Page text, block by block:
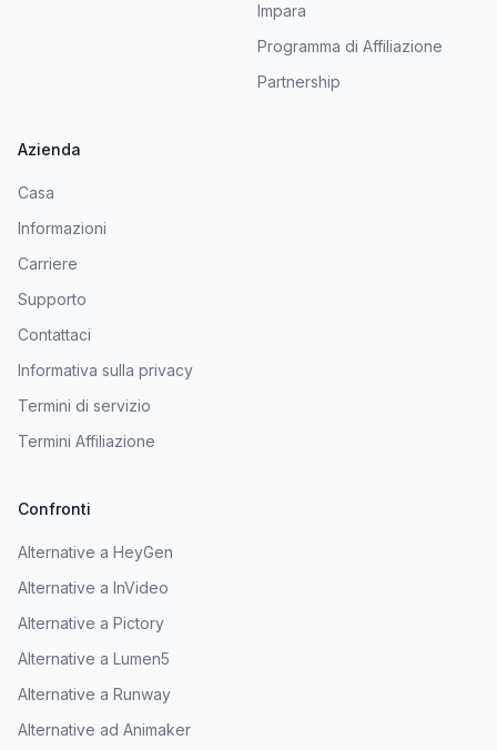
Impara
Programma di Affiliazione
Partnership
Azienda
Casa
Informazioni
Carriere
Supporto
Contattaci
Informativa sulla privacy
Termini di servizio
Termini Affiliazione
Confronti
Alternative a HeyGen
Alternative a InVideo
Alternative a Pictory
Alternative a Lumen5
Alternative a Runway
Alternative ad Animaker